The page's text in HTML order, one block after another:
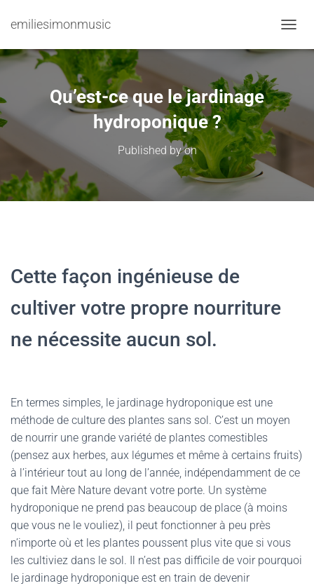
emiliesimonmusic
Qu’est-ce que le jardinage
hydroponique ?
Published byon
Cette façon ingénieuse de
cultiver votre propre nourriture
ne nécessite aucun sol.
En termes simples, le jardinage hydroponique est une
méthode de culture des plantes sans sol. C’est un moyen
de nourrir une grande variété de plantes comestibles
(pensez aux herbes, aux légumes et même à certains fruits)
à l’intérieur tout au long de l’année, indépendamment de ce
que fait Mère Nature devant votre porte. Un système
hydroponique ne prend pas beaucoup de place (à moins
que vous ne le vouliez), il peut fonctionner à peu près
n’importe où et les plantes poussent plus vite que si vous
les cultiviez dans le sol. Il n’est pas difficile de voir pourquoi
le jardinage hydroponique est en train de devenir